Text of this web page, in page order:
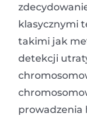
klasycznymi
takimi jak
detekcji
prowadzenia